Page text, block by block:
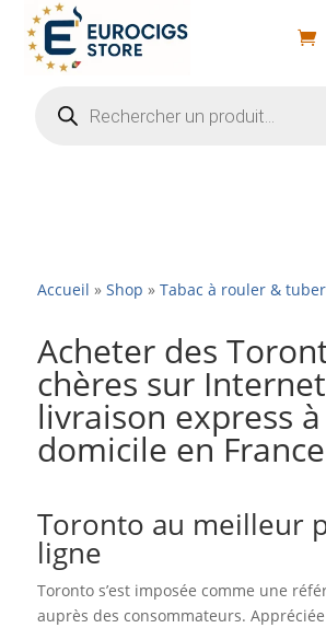
produits
Accueil » Shop » Tabac à rouler & tuber
Acheter des
chères sur
livraison express
domicile en France
Toronto au meilleur
ligne
Toronto s’est imposée comme une
auprès des consommateurs.